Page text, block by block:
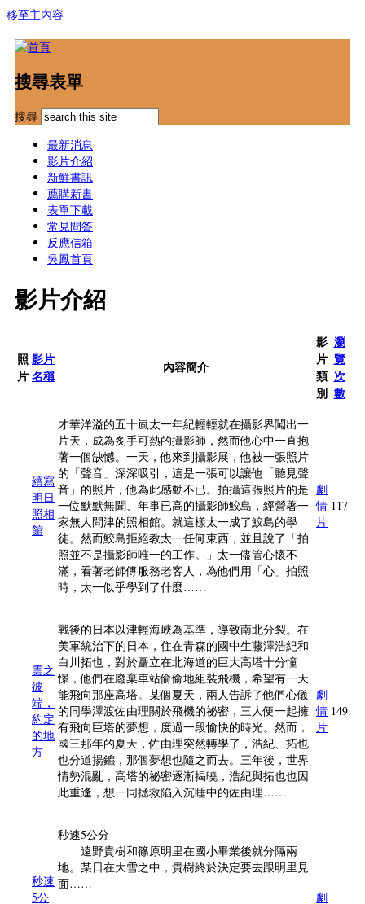
移至主內容
搜尋表單
搜尋
最新消息
影片介紹
新鮮書訊
薦購新書
表單下載
常見問答
反應信箱
吳鳳首頁
影片介紹
照
片
影片
名稱
內容簡介
影
片
類
別
瀏
覽
次
數
續寫
明日
照相
館
才華洋溢的五十嵐太一年紀輕輕就在攝影界闖出一
片天，成為炙手可熱的攝影師，然而他心中一直抱
著一個缺憾。一天，他來到攝影展，他被一張照片
的「聲音」深深吸引，這是一張可以讓他「聽見聲
音」的照片，他為此感動不已。拍攝這張照片的是
一位默默無聞、年事已高的攝影師鮫島，經營著一
家無人問津的照相館。就這樣太一成了鮫島的學
徒。然而鮫島拒絕教太一任何東西，並且說了「拍
照並不是攝影師唯一的工作。」太一儘管心懷不
滿，看著老師傅服務老客人，為他們用「心」拍照
時，太一似乎學到了什麼……
劇
情
片
117
雲之
彼
端，
約定
的地
方
戰後的日本以津輕海峽為基準，導致南北分裂。在
美軍統治下的日本，住在青森的國中生藤澤浩紀和
白川拓也，對於矗立在北海道的巨大高塔十分憧
憬，他們在廢棄車站偷偷地組裝飛機，希望有一天
能飛向那座高塔。某個夏天，兩人告訴了他們心儀
的同學澤渡佐由理關於飛機的祕密，三人便一起擁
有飛向巨塔的夢想，度過一段愉快的時光。然而，
國三那年的夏天，佐由理突然轉學了，浩紀、拓也
也分道揚鑣，那個夢想也隨之而去。三年後，世界
情勢混亂，高塔的祕密逐漸揭曉，浩紀與拓也也因
此重逢，想一同拯救陷入沉睡中的佐由理……
劇
情
片
149
秒速
5公
秒速5公分
遠野貴樹和篠原明里在國小畢業後就分隔兩
地。某日在大雪之中，貴樹終於決定要去跟明里見
面……
劇